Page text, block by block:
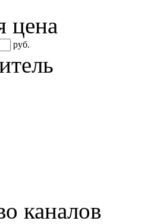
цена
руб.
каналов